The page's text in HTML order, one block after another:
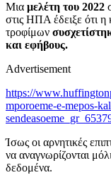
Μια μελέτη του 2022
στις ΗΠΑ έδειξε ότι η
τροφίμων
και εφήβους.
Advertisement
https://
mporoeme-e-mepos-
Ίσως οι αρνητικές
να αναγνωρίζονται
δεδομένα.